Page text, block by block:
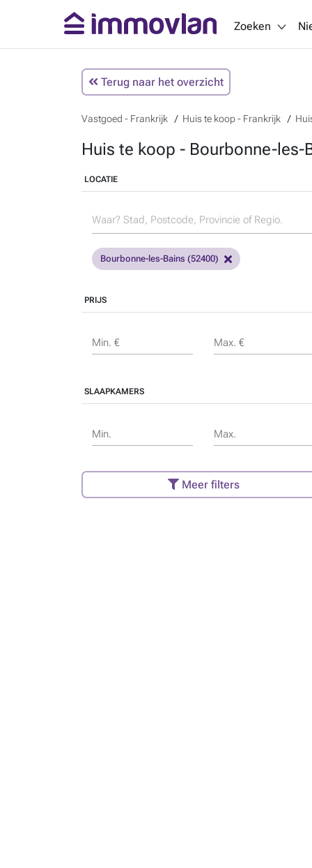
Zoeken
Terug naar het overzicht
Vastgoed - Frankrijk Huis te koop - Frankrijk
Huis te koop - Bourbonne-les-
LOCATIE
Bourbonne-les-Bains (52400)
PRIJS
Min. € Max. €
SLAAPKAMERS
Min. Max.
Meer filters